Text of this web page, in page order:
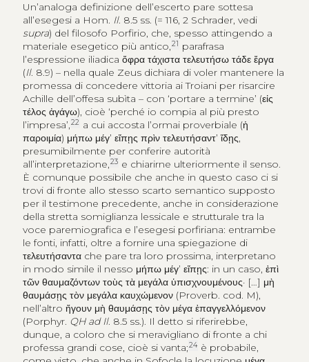
Un’analoga definizione dell’escerto pare sottesa
all’esegesi a Hom. Il. 8.5 ss. (= 116, 2 Schrader, vedi
supra) del filosofo Porfirio, che, spesso attingendo a
materiale esegetico più antico,21 parafrasa
l’espressione iliadica ὄφρα τάχιστα τελευτήσω τάδε ἔργα
(Il. 8.9) – nella quale Zeus dichiara di voler mantenere la
promessa di concedere vittoria ai Troiani per risarcire
Achille dell’offesa subìta – con ‘portare a termine’ (εἰς
τέλος ἀγάγω), cioè ‘perché io compia al più presto
l’impresa’,22 a cui accosta l’ormai proverbiale (ἡ
παροιμία) μήπω μέγ’ εἴπῃς πρὶν τελευτήσαντ’ ἴδῃς,
presumibilmente per conferire autorità
all’interpretazione,23 e chiarirne ulteriormente il senso.
È comunque possibile che anche in questo caso ci si
trovi di fronte allo stesso scarto semantico supposto
per il testimone precedente, anche in considerazione
della stretta somiglianza lessicale e strutturale tra la
voce paremiografica e l’esegesi porfiriana: entrambe
le fonti, infatti, oltre a fornire una spiegazione di
τελευτήσανταche pare tra loro prossima, interpretano
in modo simile il nesso μήπω μέγ’ εἴπῃς: in un caso, ἐπὶ
τῶν θαυμαζόντων τοὺς τὰ μεγάλα ὑπισχνουμένους·[…] μὴ
θαυμάσῃς τὸν μεγάλα καυχώμενον(Proverb. cod. M),
nell’altro ἤγουν μὴ θαυμάσῃς τὸν μέγα ἐπαγγελλόμενον
(Porphyr. QH ad Il. 8.5 ss.). Il detto si riferirebbe,
dunque, a coloro che si meravigliano di fronte a chi
professa grandi cose, cioè si vanta;24è probabile,